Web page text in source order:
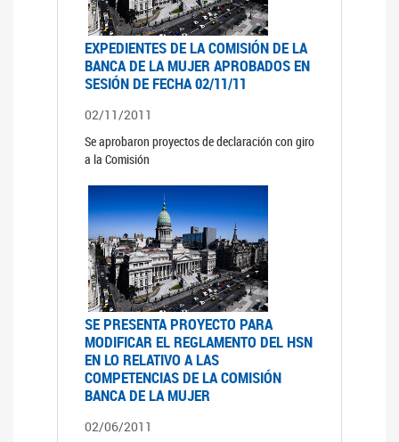
EXPEDIENTES DE LA COMISIÓN DE LA
BANCA DE LA MUJER APROBADOS EN
SESIÓN DE FECHA 02/11/11
02/11/2011
Se aprobaron proyectos de declaración con giro
a la Comisión
SE PRESENTA PROYECTO PARA
MODIFICAR EL REGLAMENTO DEL HSN
EN LO RELATIVO A LAS
COMPETENCIAS DE LA COMISIÓN
BANCA DE LA MUJER
02/06/2011